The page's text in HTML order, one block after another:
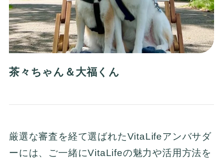
茶々ちゃん＆大福くん
厳選な審査を経て選ばれたVitaLifeアンバサダ
ーには、ご一緒にVitaLifeの魅力や活用方法を